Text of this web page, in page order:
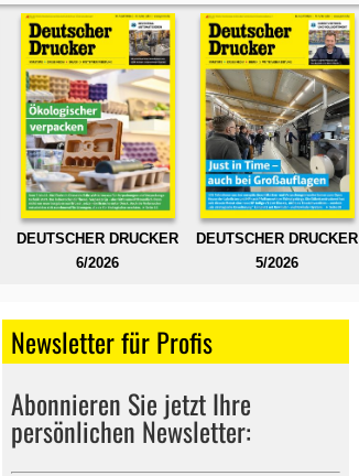
DEUTSCHER DRUCKER
6/2026
DEUTSCHER DRUCKER
5/2026
Newsletter für Profis
Abonnieren Sie jetzt Ihre
persönlichen Newsletter: